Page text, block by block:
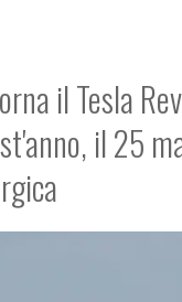
il Tesla
il 25